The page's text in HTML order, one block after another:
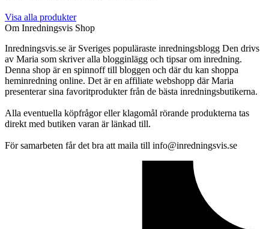
Visa alla produkter
Om Inredningsvis Shop
Inredningsvis.se är Sveriges populäraste inredningsblogg Den drivs
av Maria som skriver alla blogginlägg och tipsar om inredning.
Denna shop är en spinnoff till bloggen och där du kan shoppa
heminredning online. Det är en affiliate webshopp där Maria
presenterar sina favoritprodukter från de bästa inredningsbutikerna.
Alla eventuella köpfrågor eller klagomål rörande produkterna tas
direkt med butiken varan är länkad till.
För samarbeten får det bra att maila till info@inredningsvis.se